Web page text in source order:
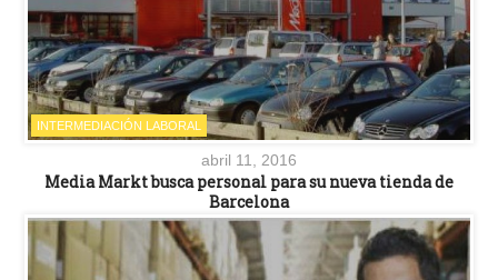
INTERMEDIACIÓN LABORAL
abril 11, 2016
Media Markt busca personal para su nueva tienda de
Barcelona